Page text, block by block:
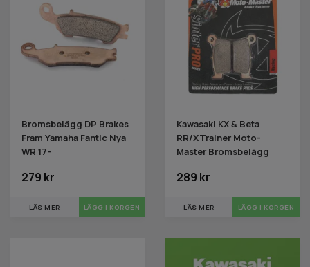
Bromsbelägg DP Brakes
Fram Yamaha Fantic Nya
WR 17-
279 kr
LÄS MER
Kawasaki KX & Beta
RR/XTrainer Moto-
Master Bromsbelägg
289 kr
LÄS MER LÄGG I KORGEN